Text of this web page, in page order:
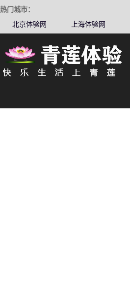
热门城市：
北京体验网
上海体验网